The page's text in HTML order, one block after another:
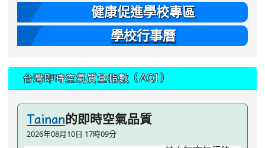
健康促進學校專區
學校行事曆
台灣即時空氣質量指數（AQI）
Tainan的即時空氣品質
2026年08月10日 17時09分